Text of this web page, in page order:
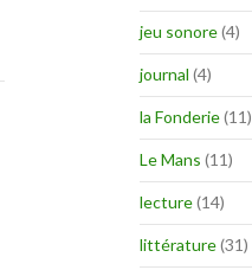
jeu sonore(4)
journal (4)
la Fonderie(11)
Le Mans (11)
lecture(14)
littérature(31)